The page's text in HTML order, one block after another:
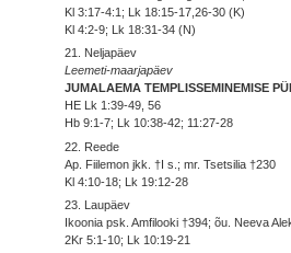
Kl 3:17-4:1; Lk 18:15-17,26-30 (K)
Kl 4:2-9; Lk 18:31-34 (N)
21. Neljapäev
Leemeti-maarjapäev
JUMALAEMA TEMPLISSEMINEMISE
HE Lk 1:39-49, 56
Hb 9:1-7; Lk 10:38-42; 11:27-28
22. Reede
Ap. Fiilemon jkk. †I s.; mr. Tsetsilia †230
Kl 4:10-18; Lk 19:12-28
23. Laupäev
Ikoonia psk. Amfilooki †394; õu. Neeva
2Kr 5:1-10; Lk 10:19-21